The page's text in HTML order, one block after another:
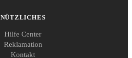
NÜTZLICHES
Hilfe Center
Reklamation
Kontakt